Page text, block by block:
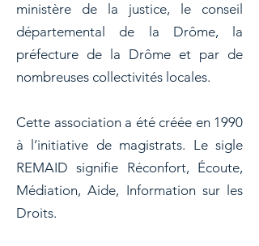
ministère de la justice, le conseil
départemental de la Drôme, la
préfecture de la Drôme et par de
nombreuses collectivités locales.
Cette association a été créée en 1990
à l’initiative de magistrats. Le sigle
REMAID signifie Réconfort, Écoute,
Médiation, Aide, Information sur les
Droits.